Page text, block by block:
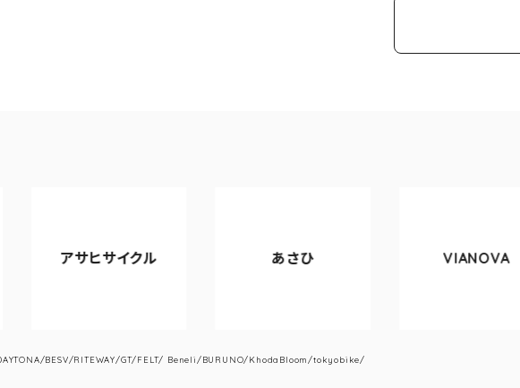
アサヒサイクル あさひ VIANOVA
BESV/RITEWAY/GT/FELT/ Beneli/BURUNO/KhodaBloom/tokyobike/